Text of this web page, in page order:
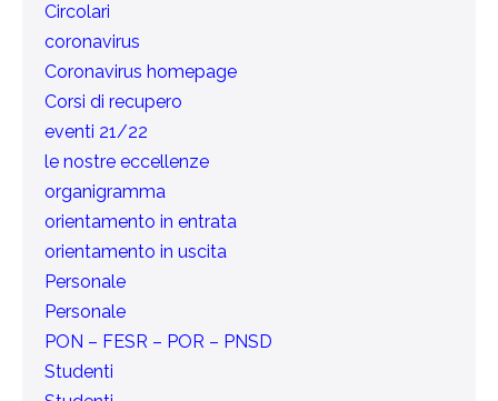
Circolari
coronavirus
Coronavirus homepage
Corsi di recupero
eventi 21/22
le nostre eccellenze
organigramma
orientamento in entrata
orientamento in uscita
Personale
Personale
PON – FESR – POR – PNSD
Studenti